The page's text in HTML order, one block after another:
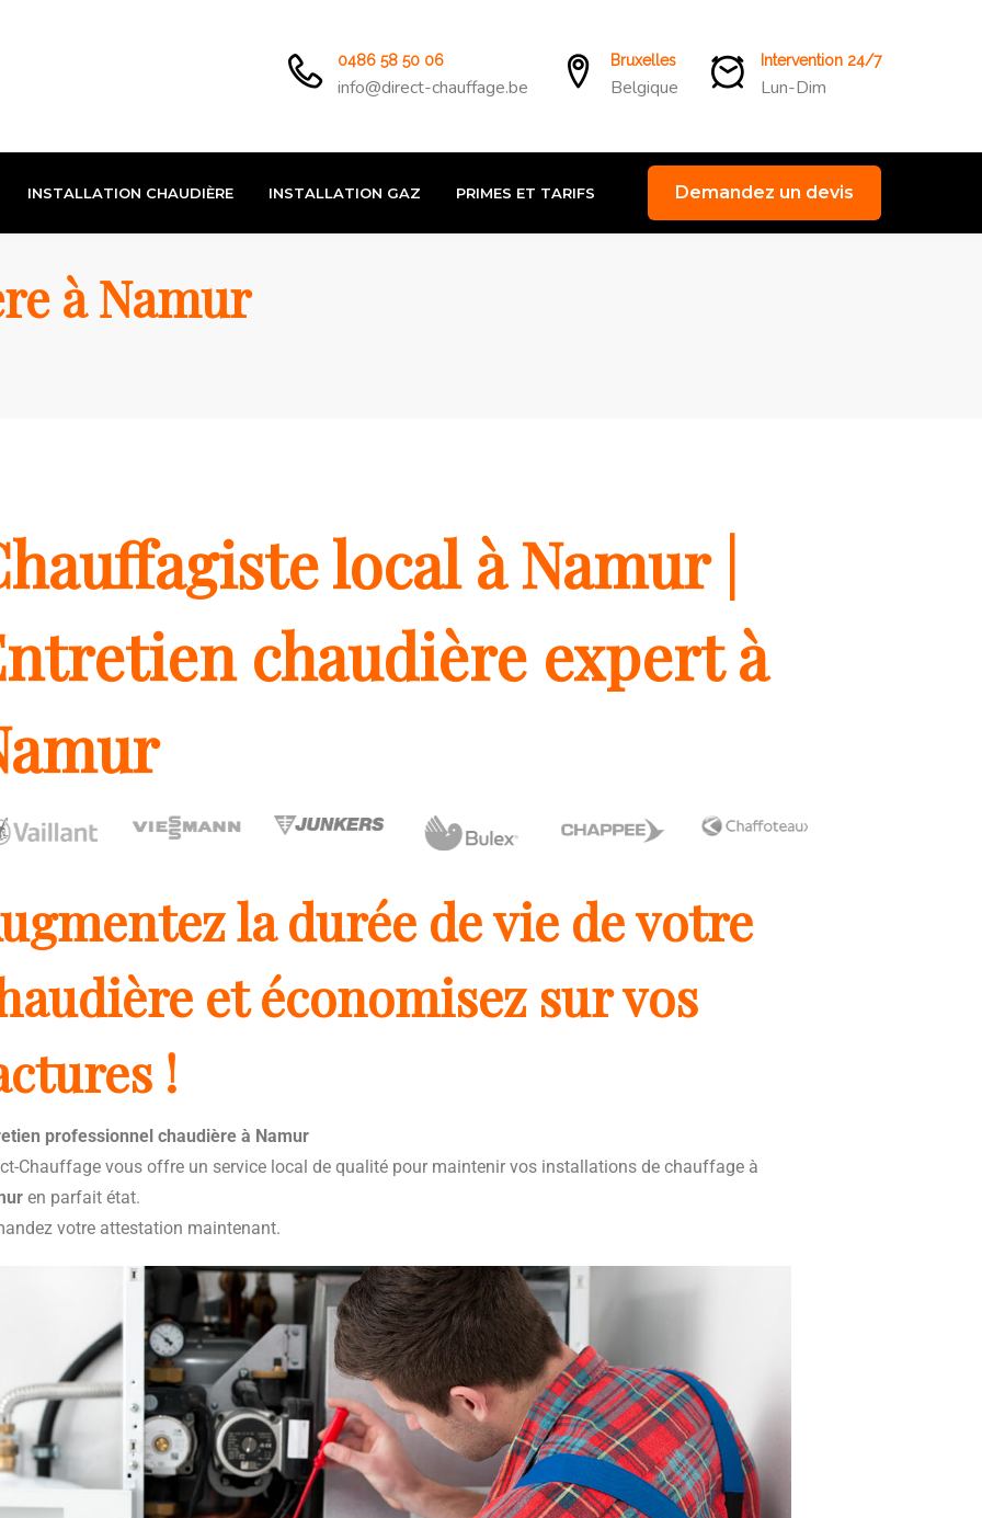
0486 58 50 06
info@direct-chauffage.be
Bruxelles
Belgique
Intervention 24/7
Lun-Dim
INSTALLATION CHAUDIÈRE INSTALLATION GAZ PRIMES ET TARIFS Demandez un devis
à Namur
local à Namur |
chaudière expert à
la durée de vie de votre
et économisez sur vos
!
professionnel chaudière à Namur
Chauffage vous offre un service local de qualité pour maintenir vos installations de chauffage à
en parfait état.
votre attestation maintenant.